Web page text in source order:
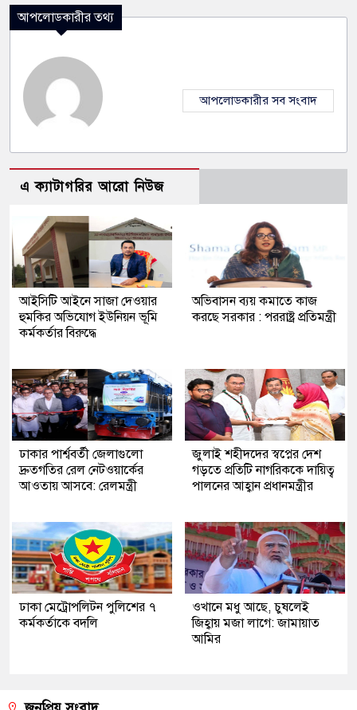
আপলোডকারীর তথ্য
আপলোডকারীর সব সংবাদ
এ ক্যাটাগরির আরো নিউজ
আইসিটি আইনে সাজা দেওয়ার
হুমকির অভিযোগ ইউনিয়ন ভূমি
কর্মকর্তার বিরুদ্ধে
অভিবাসন ব্যয় কমা‌তে কাজ
কর‌ছে সরকার : পররাষ্ট্র প্রতিমন্ত্রী
ঢাকার পার্শ্ববর্তী জেলাগুলো
দ্রুতগতির রেল নেটওয়ার্কের
আওতায় আসবে: রেলমন্ত্রী
জুলাই শহীদদের স্বপ্নের দেশ
গড়তে প্রতিটি নাগরিককে দায়িত্ব
পালনের আহ্বান প্রধানমন্ত্রীর
ঢাকা মেট্রোপলিটন পুলিশের ৭
কর্মকর্তাকে বদলি
ওখানে মধু আছে, চুষলেই
জিহ্বায় মজা লাগে: জামায়াত
আমির